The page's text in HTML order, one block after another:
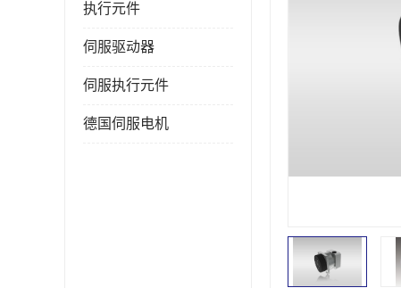
执行元件
伺服驱动器
伺服执行元件
德国伺服电机